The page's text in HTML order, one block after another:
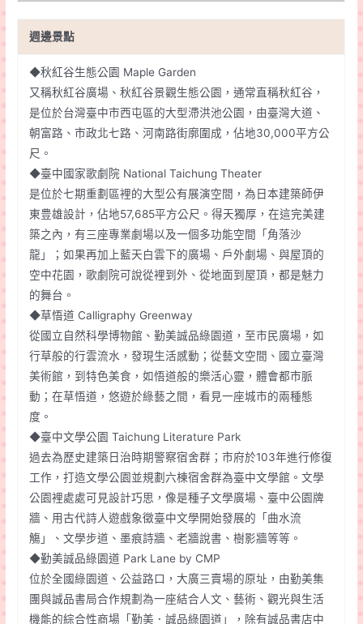
週邊景點
◆秋紅谷生態公園 Maple Garden
又稱秋紅谷廣場、秋紅谷景觀生態公園，通常直稱秋紅谷，
是位於台灣臺中市西屯區的大型滯洪池公園，由臺灣大道、
朝富路、市政北七路、河南路街廓圍成，佔地30,000平方公
尺。
◆臺中國家歌劇院 National Taichung Theater
是位於七期重劃區裡的大型公有展演空間，為日本建築師伊
東豊雄設計，佔地57,685平方公尺。得天獨厚，在這完美建
築之內，有三座專業劇場以及一個多功能空間「角落沙
龍」；如果再加上藍天白雲下的廣場、戶外劇場、與屋頂的
空中花園，歌劇院可說從裡到外、從地面到屋頂，都是魅力
的舞台。
◆草悟道 Calligraphy Greenway
從國立自然科學博物館、勤美誠品綠園道，至市民廣場，如
行草般的行雲流水，發現生活感動；從藝文空間、國立臺灣
美術館，到特色美食，如悟道般的樂活心靈，體會都市脈
動；在草悟道，悠遊於綠藝之間，看見一座城市的兩種態
度。
◆臺中文學公園 Taichung Literature Park
過去為歷史建築日治時期警察宿舍群；市府於103年進行修復
工作，打造文學公園並規劃六棟宿舍群為臺中文學館。文學
公園裡處處可見設計巧思，像是種子文學廣場、臺中公園牌
牆、用古代詩人遊戲象徵臺中文學開始發展的「曲水流
觴」、文學步道、墨痕詩牆、老牆說書、樹影牆等等。
◆勤美誠品綠園道 Park Lane by CMP
位於全國綠園道、公益路口，大廣三賣場的原址，由勤美集
團與誠品書局合作規劃為一座結合人文、藝術、觀光與生活
機能的綜合性商場「勤美．誠品綠園道」，除有誠品書店中